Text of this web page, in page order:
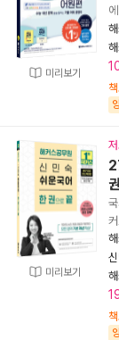
미리보기
미리보기